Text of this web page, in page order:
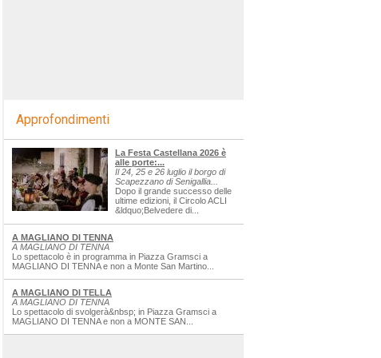
Approfondimenti
La Festa Castellana 2026 è
alle porte:...
Il 24, 25 e 26 luglio il borgo di
Scapezzano di Senigallia...
Dopo il grande successo delle
ultime edizioni, il Circolo ACLI
&ldquo;Belvedere di...
A MAGLIANO DI TENNA
A MAGLIANO DI TENNA
Lo spettacolo è in programma in Piazza Gramsci a
MAGLIANO DI TENNA e non a Monte San Martino...
A MAGLIANO DI TELLA
A MAGLIANO DI TENNA
Lo spettacolo di svolgerà&nbsp; in Piazza Gramsci a
MAGLIANO DI TENNA e non a MONTE SAN...